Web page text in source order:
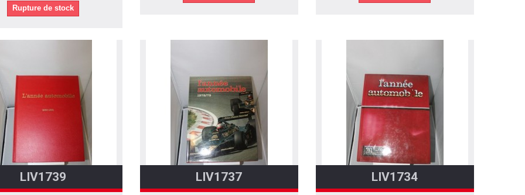
Rupture de stock
LIV1739 LIV1737 LIV1734